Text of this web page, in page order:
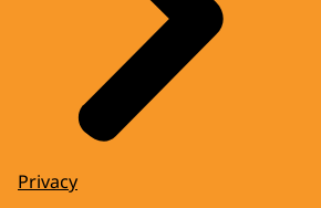
Privacy